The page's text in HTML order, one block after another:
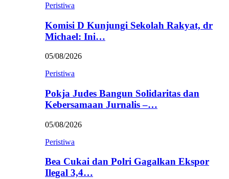
Peristiwa
Komisi D Kunjungi Sekolah Rakyat, dr
Michael: Ini…
05/08/2026
Peristiwa
Pokja Judes Bangun Solidaritas dan
Kebersamaan Jurnalis –…
05/08/2026
Peristiwa
Bea Cukai dan Polri Gagalkan Ekspor
Ilegal 3,4…